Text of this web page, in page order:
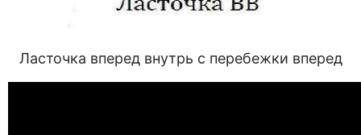
Ласточка вперед внутрь с перебежки вперед